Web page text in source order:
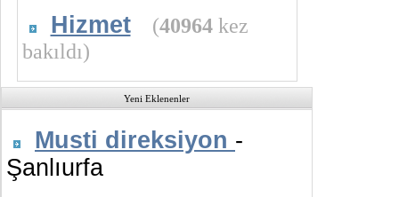
Hizmet (40964kez
bakıldı)
Yeni Eklenenler
Musti direksiyon -
Şanlıurfa